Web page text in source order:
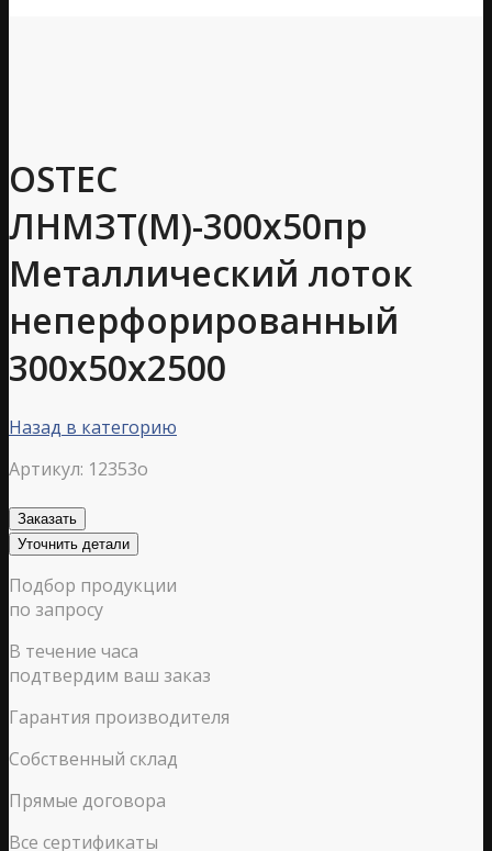
OSTEC
ЛНМЗТ(М)-300х50пр
Металлический лоток
неперфорированный
300х50х2500
Назад в категорию
Артикул: 12353o
Заказать
Уточнить детали
Подбор продукции
по запросу
В течение часа
подтвердим ваш заказ
Гарантия производителя
Собственный склад
Прямые договора
Все сертификаты